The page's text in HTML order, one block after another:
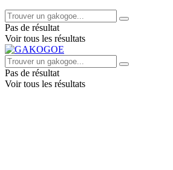
Pas de résultat
Voir tous les résultats
Pas de résultat
Voir tous les résultats